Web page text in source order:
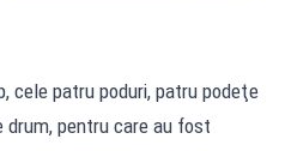
cele patru poduri, patru podeţe
drum, pentru care au fost